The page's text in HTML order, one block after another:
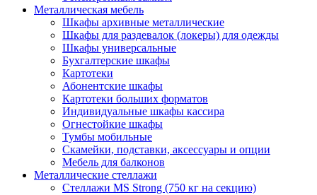
Металлическая мебель
Шкафы архивные металлические
Шкафы для раздевалок (локеры) для одежды
Шкафы универсальные
Бухгалтерские шкафы
Картотеки
Абонентские шкафы
Картотеки больших форматов
Индивидуальные шкафы кассира
Огнестойкие шкафы
Тумбы мобильные
Скамейки, подставки, аксессуары и опции
Мебель для балконов
Металлические стеллажи
Стеллажи MS Strong (750 кг на секцию)